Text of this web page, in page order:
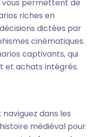
vous permettent de
riches en
dictées par
cinématiques.
captivants, qui
et achats intégrés.
dans les
médiéval pour